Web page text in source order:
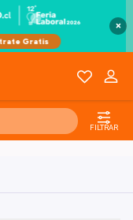
×
FILTRAR